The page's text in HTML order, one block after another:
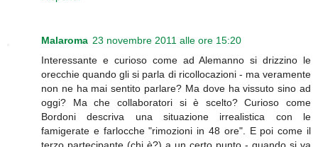
Malaroma 23 novembre 2011 alle ore 15:20
Interessante e curioso come ad Alemanno si drizzino le
orecchie quando gli si parla di ricollocazioni - ma veramente
non ne ha mai sentito parlare? Ma dove ha vissuto sino ad
oggi? Ma che collaboratori si è scelto? Curioso come
Bordoni descriva una situazione irrealistica con le
famigerate e farlocche "rimozioni in 48 ore". E poi come il